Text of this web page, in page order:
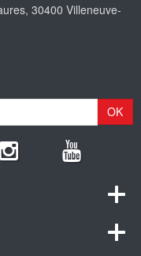
30400 Villeneuve-
OK